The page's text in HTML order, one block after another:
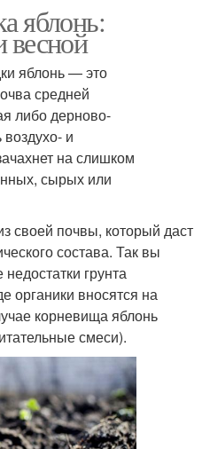
яблонь:
весной
яблонь — это
средней
либо дерново-
и
на слишком
сырых или
своей почвы, который даст
состава. Так вы
грунта
органики вносятся на
корневища яблонь
смеси).